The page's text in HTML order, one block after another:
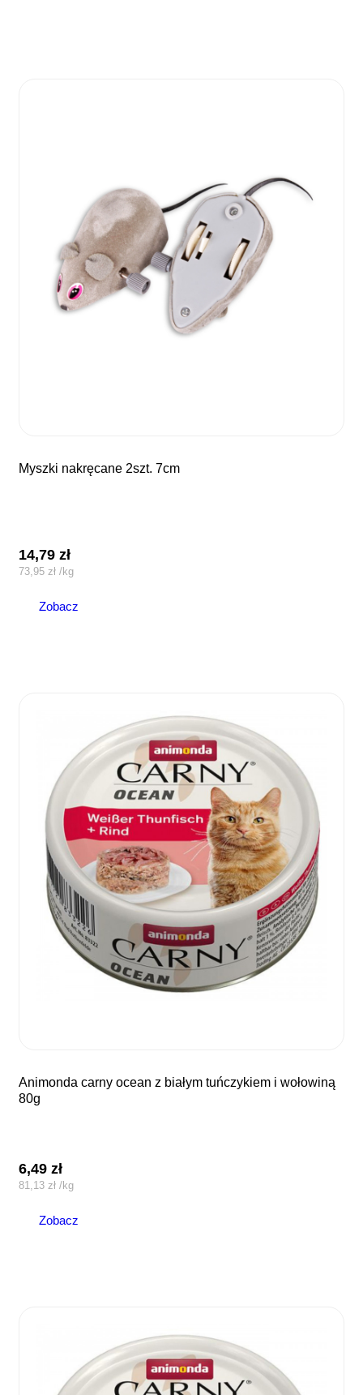
myszki nakręcane 2szt. 7cm
14,79zł
73,95zł /kg
Zobacz
animonda carny ocean z białym tuńczykiem i wołowiną
80g
6,49zł
81,13zł /kg
Zobacz